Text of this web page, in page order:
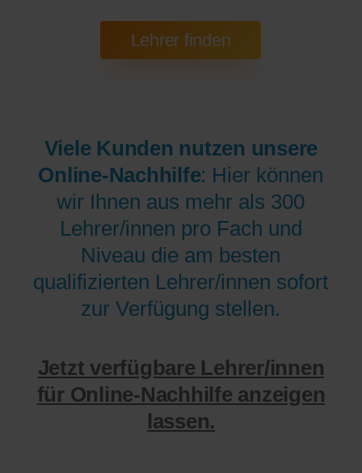
Viele Kunden nutzen unsere
Online-Nachhilfe: Hier können
wir Ihnen aus mehr als 300
Lehrer/innen pro Fach und
Niveau die am besten
qualifizierten Lehrer/innen sofort
zur Verfügung stellen.
Jetzt verfügbare Lehrer/innen
für Online-Nachhilfe anzeigen
lassen.